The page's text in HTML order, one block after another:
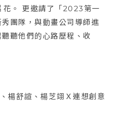
花。 更邀請了「2023第一
團隊，與動畫公司導師進
聽他們的心路歷程、收
楊舒諠、楊芝翊Ｘ連想創意